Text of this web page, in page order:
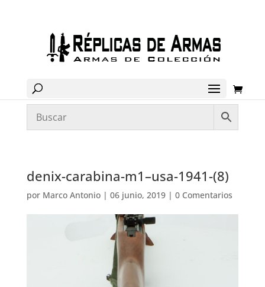
denix-carabina-m1–usa-1941-(8)
por Marco Antonio| 06 junio, 2019| 0 Comentarios